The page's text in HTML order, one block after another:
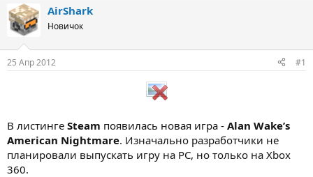
т
о
р
т
м
т
н
а
AirShark
Новичок
25 Апр 2012 #1
В листинге Steam появилась новая игра - Alan Wake’s
American Nightmare. Изначально разработчики не
планировали выпускать игру на РС, но только на Xbox
360.